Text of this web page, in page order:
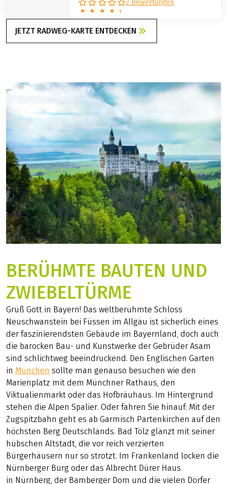
2 Bewertungen
JETZT RADWEG-KARTE ENTDECKEN
BERÜHMTE BAUTEN UND
ZWIEBELTÜRME
Grüß Gott in Bayern! Das weltberühmte Schloss
Neuschwanstein bei Füssen im Allgäu ist sicherlich eines
der faszinierendsten Gebäude im Bayernland, doch auch
die barocken Bau- und Kunstwerke der Gebrüder Asam
sind schlichtweg beeindruckend. Den Englischen Garten
in München sollte man genauso besuchen wie den
Marienplatz mit dem Münchner Rathaus, den
Viktualienmarkt oder das Hofbräuhaus. Im Hintergrund
stehen die Alpen Spalier. Oder fahren Sie hinauf: Mit der
Zugspitzbahn geht es ab Garmisch Partenkirchen auf den
höchsten Berg Deutschlands. Bad Tölz glänzt mit seiner
hübschen Altstadt, die vor reich verzierten
Bürgerhäusern nur so strotzt. Im Frankenland locken die
Nürnberger Burg oder das Albrecht Dürer Haus
in Nürnberg, der Bamberger Dom und die vielen Dörfer